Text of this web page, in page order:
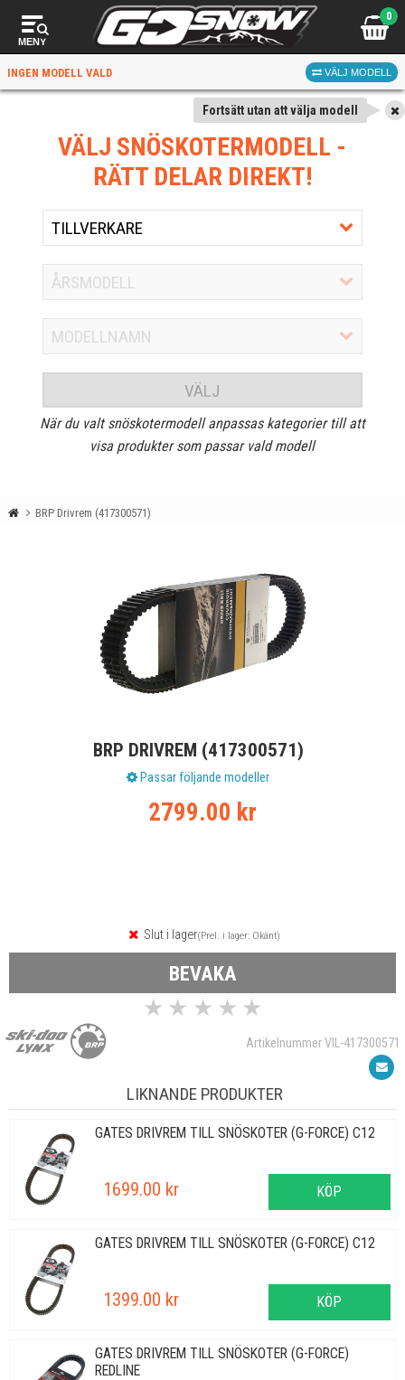
MENY
0
INGEN MODELL VALD VÄLJ MODELL
Fortsätt utan att välja modell
VÄLJ SNÖSKOTERMODELL -
RÄTT DELAR DIREKT!
VÄLJ
När du valt snöskotermodell anpassas kategorier till att
visa produkter som passar vald modell
BRP Drivrem (417300571)
BRP DRIVREM (417300571)
Passar följande modeller
2799.00 kr
Slut i lager(Prel. i lager: Okänt)
BEVAKA
★ ★ ★ ★ ★
Artikelnummer VIL-417300571
LIKNANDE PRODUKTER
GATES DRIVREM TILL SNÖSKOTER (G-FORCE) C12
1699.00 kr KÖP
GATES DRIVREM TILL SNÖSKOTER (G-FORCE) C12
1399.00 kr KÖP
GATES DRIVREM TILL SNÖSKOTER (G-FORCE)
REDLINE